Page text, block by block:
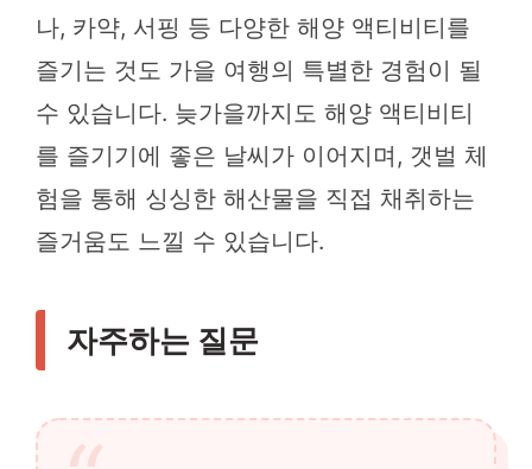
나, 카약, 서핑 등 다양한 해양 액티비티를
즐기는 것도 가을 여행의 특별한 경험이 될
수 있습니다. 늦가을까지도 해양 액티비티
를 즐기기에 좋은 날씨가 이어지며, 갯벌 체
험을 통해 싱싱한 해산물을 직접 채취하는
즐거움도 느낄 수 있습니다.
자주하는 질문